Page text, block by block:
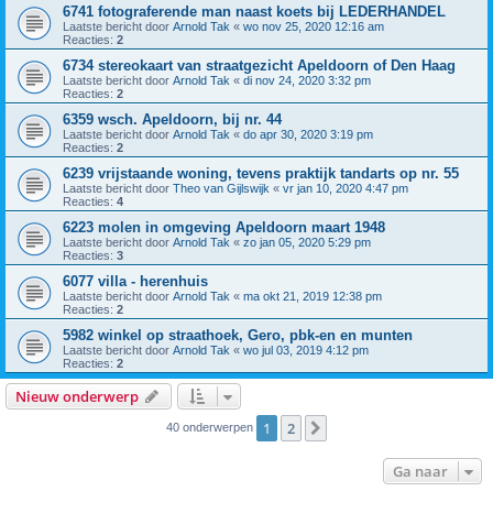
6741 fotograferende man naast koets bij LEDERHANDEL
Laatste bericht door Arnold Tak « wo nov 25, 2020 12:16 am
Reacties: 2
6734 stereokaart van straatgezicht Apeldoorn of Den Haag
Laatste bericht door Arnold Tak « di nov 24, 2020 3:32 pm
Reacties: 2
6359 wsch. Apeldoorn, bij nr. 44
Laatste bericht door Arnold Tak « do apr 30, 2020 3:19 pm
Reacties: 2
6239 vrijstaande woning, tevens praktijk tandarts op nr. 55
Laatste bericht door Theo van Gijlswijk « vr jan 10, 2020 4:47 pm
Reacties: 4
6223 molen in omgeving Apeldoorn maart 1948
Laatste bericht door Arnold Tak « zo jan 05, 2020 5:29 pm
Reacties: 3
6077 villa - herenhuis
Laatste bericht door Arnold Tak « ma okt 21, 2019 12:38 pm
Reacties: 2
5982 winkel op straathoek, Gero, pbk-en en munten
Laatste bericht door Arnold Tak « wo jul 03, 2019 4:12 pm
Reacties: 2
Nieuw onderwerp
40 onderwerpen 1 2
Ga naar